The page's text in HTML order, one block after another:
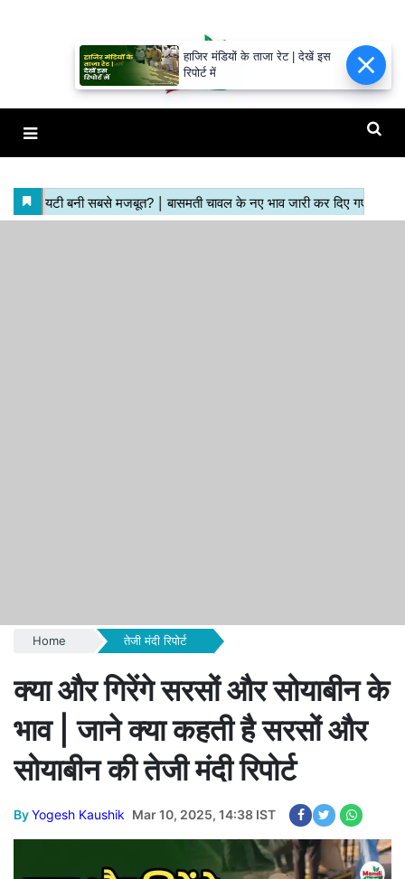
Home तेजी मंदी रिपोर्ट
क्या और गिरेंगे सरसों और सोयाबीन के
भाव | जाने क्या कहती है सरसों और
सोयाबीन की तेजी मंदी रिपोर्ट
ByYogesh Kaushik Mar 10, 2025, 14:38 IST
हाजिर मंडियों के ताजा रेट | देखें इस
रिपोर्ट में